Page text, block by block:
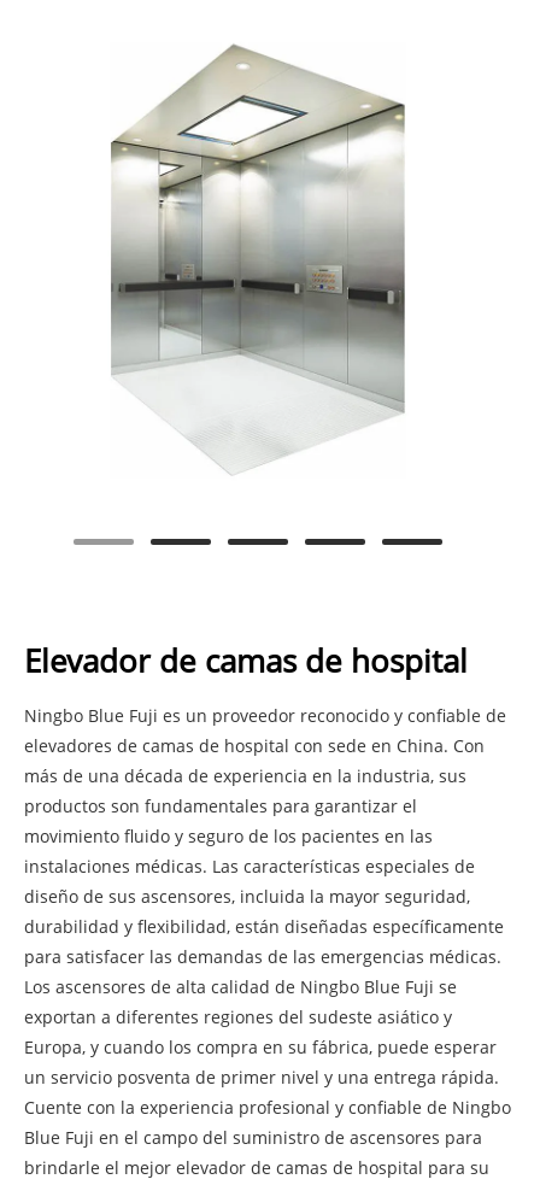
Elevador de camas de hospital
Ningbo Blue Fuji es un proveedor reconocido y confiable de
elevadores de camas de hospital con sede en China. Con
más de una década de experiencia en la industria, sus
productos son fundamentales para garantizar el
movimiento fluido y seguro de los pacientes en las
instalaciones médicas. Las características especiales de
diseño de sus ascensores, incluida la mayor seguridad,
durabilidad y flexibilidad, están diseñadas específicamente
para satisfacer las demandas de las emergencias médicas.
Los ascensores de alta calidad de Ningbo Blue Fuji se
exportan a diferentes regiones del sudeste asiático y
Europa, y cuando los compra en su fábrica, puede esperar
un servicio posventa de primer nivel y una entrega rápida.
Cuente con la experiencia profesional y confiable de Ningbo
Blue Fuji en el campo del suministro de ascensores para
brindarle el mejor elevador de camas de hospital para su